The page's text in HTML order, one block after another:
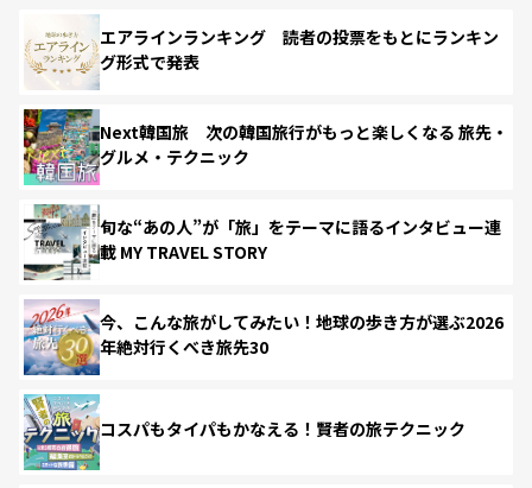
エアラインランキング 読者の投票をもとにランキン
グ形式で発表
Next韓国旅 次の韓国旅行がもっと楽しくなる 旅先・
グルメ・テクニック
旬な“あの人”が「旅」をテーマに語るインタビュー連
載 MY TRAVEL STORY
今、こんな旅がしてみたい！地球の歩き方が選ぶ2026
年絶対行くべき旅先30
コスパもタイパもかなえる！賢者の旅テクニック